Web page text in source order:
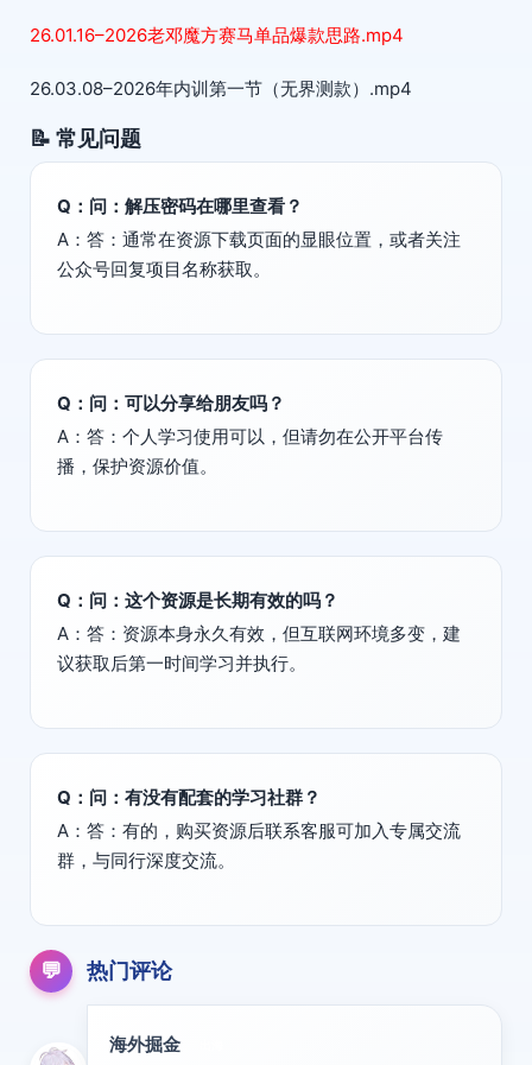
26.01.16–2026老邓魔方赛马单品爆款思路.mp4
26.03.08–2026年内训第一节（无界测款）.mp4
📝 常见问题
Q：问：解压密码在哪里查看？
A：答：通常在资源下载页面的显眼位置，或者关注
公众号回复项目名称获取。
Q：问：可以分享给朋友吗？
A：答：个人学习使用可以，但请勿在公开平台传
播，保护资源价值。
Q：问：这个资源是长期有效的吗？
A：答：资源本身永久有效，但互联网环境多变，建
议获取后第一时间学习并执行。
Q：问：有没有配套的学习社群？
A：答：有的，购买资源后联系客服可加入专属交流
群，与同行深度交流。
💬 热门评论
海外掘金